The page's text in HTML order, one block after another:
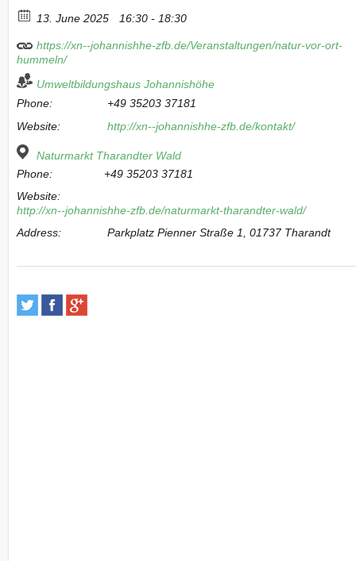
13. June 2025 16:30 - 18:30
https://xn--johannishhe-zfb.de/Veranstaltungen/natur-vor-ort-
hummeln/
Umweltbildungshaus Johannishöhe
Phone:
+49 35203 37181
Website:
http://xn--johannishhe-zfb.de/kontakt/
Naturmarkt Tharandter Wald
Phone:
+49 35203 37181
Website:
http://xn--johannishhe-zfb.de/naturmarkt-tharandter-wald/
Address:
Parkplatz Pienner Straße 1, 01737 Tharandt